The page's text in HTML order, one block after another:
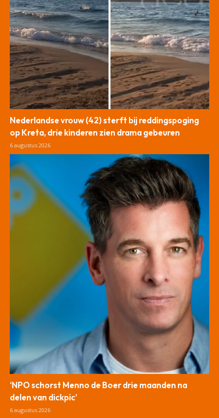
Nederlandse vrouw (42) sterft bij reddingspoging
op Kreta, drie kinderen zien drama gebeuren
6 augustus 2026
‘NPO schorst Menno de Boer drie maanden na
delen van dickpic’
6 augustus 2026